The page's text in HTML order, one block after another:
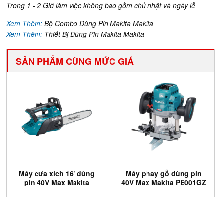
Trong 1 - 2 Giờ làm việc không bao gồm chủ nhật và ngày lễ
Xem Thêm:Bộ Combo Dùng Pin Makita Makita
Xem Thêm: Thiết Bị Dùng Pin Makita Makita
SẢN PHẨM CÙNG MỨC GIÁ
Máy cưa xích 16' dùng
pin 40V Max Makita
Máy phay gỗ dùng pin
40V Max Makita PE001GZ